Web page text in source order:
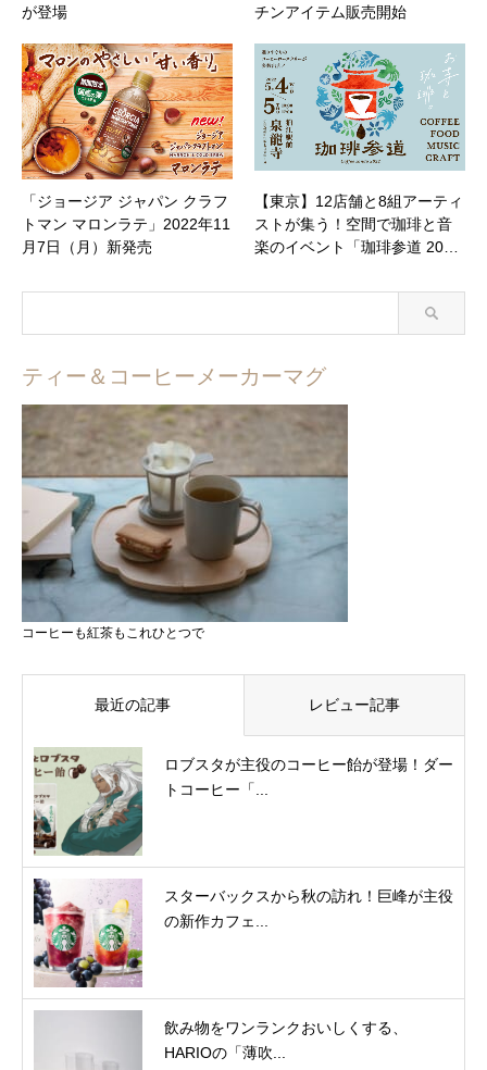
が登場
チンアイテム販売開始
「ジョージア ジャパン クラフ
トマン マロンラテ」2022年11
月7日（月）新発売
【東京】12店舗と8組アーティ
ストが集う！空間で珈琲と音
楽のイベント「珈琲参道 20…
ティー＆コーヒーメーカーマグ
コーヒーも紅茶もこれひとつで
最近の記事 レビュー記事
ロブスタが主役のコーヒー飴が登場！ダー
トコーヒー「...
スターバックスから秋の訪れ！巨峰が主役
の新作カフェ...
飲み物をワンランクおいしくする、
HARIOの「薄吹...